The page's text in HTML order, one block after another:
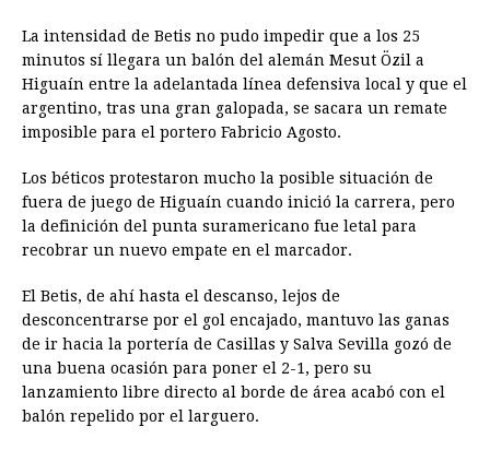
La intensidad de Betis no pudo impedir que a los 25
minutos sí llegara un balón del alemán Mesut Özil a
Higuaín entre la adelantada línea defensiva local y que el
argentino, tras una gran galopada, se sacara un remate
imposible para el portero Fabricio Agosto.
Los béticos protestaron mucho la posible situación de
fuera de juego de Higuaín cuando inició la carrera, pero
la definición del punta suramericano fue letal para
recobrar un nuevo empate en el marcador.
El Betis, de ahí hasta el descanso, lejos de
desconcentrarse por el gol encajado, mantuvo las ganas
de ir hacia la portería de Casillas y Salva Sevilla gozó de
una buena ocasión para poner el 2-1, pero su
lanzamiento libre directo al borde de área acabó con el
balón repelido por el larguero.